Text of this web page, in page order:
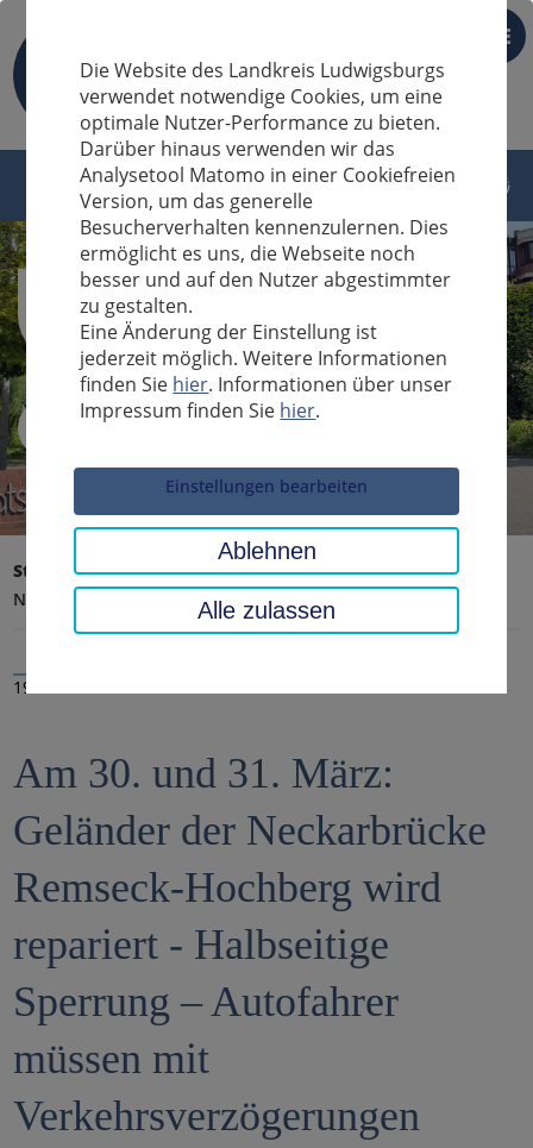
DE
Sucheingabe
Startseite Landratsamt, Landkreis
Aktuelles
Nachrichten
19.03.2021
Am 30. und 31. März:
Geländer der Neckarbrücke
Remseck-Hochberg wird
repariert - Halbseitige
Sperrung – Autofahrer
müssen mit
Verkehrsverzögerungen
Die Website des Landkreis Ludwigsburgs
verwendet notwendige Cookies, um eine
optimale Nutzer-Performance zu bieten.
Darüber hinaus verwenden wir das
Analysetool Matomo in einer Cookiefreien
Version, um das generelle
Besucherverhalten kennenzulernen. Dies
ermöglicht es uns, die Webseite noch
besser und auf den Nutzer abgestimmter
zu gestalten.
Eine Änderung der Einstellung ist
jederzeit möglich. Weitere Informationen
finden Sie hier. Informationen über unser
Impressum finden Sie hier.
Einstellungen bearbeiten
Ablehnen
Alle zulassen